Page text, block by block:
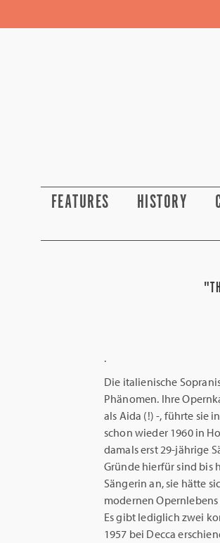
FEATURES HISTORY
.
Die italienische
Phänomen. Ihre
als Aida (!) -, führte sie
schon wieder 1960 in
damals erst 29-jährige
Gründe hierfür sind bis
Sängerin an, sie hätte
modernen
Es gibt lediglich zwei
1957 bei Decca